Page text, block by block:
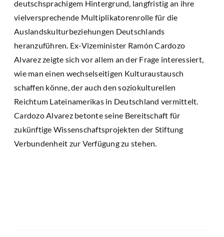
deutschsprachigem Hintergrund, langfristig an ihre
vielversprechende Multiplikatorenrolle für die
Auslandskulturbeziehungen Deutschlands
heranzuführen. Ex-Vizeminister Ramón Cardozo
Alvarez zeigte sich vor allem an der Frage interessiert,
wie man einen wechselseitigen Kulturaustausch
schaffen könne, der auch den soziokulturellen
Reichtum Lateinamerikas in Deutschland vermittelt.
Cardozo Alvarez betonte seine Bereitschaft für
zukünftige Wissenschaftsprojekten der Stiftung
Verbundenheit zur Verfügung zu stehen.